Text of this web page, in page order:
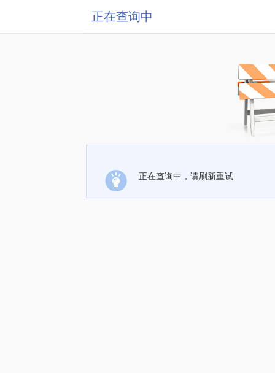
正在查询中
正在查询中，请刷新重试